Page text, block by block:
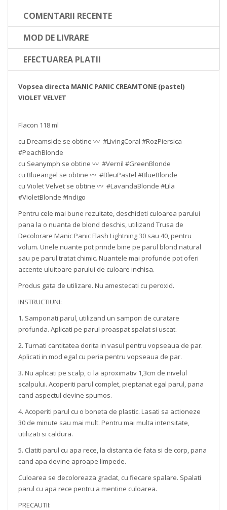
COMENTARII RECENTE
MOD DE LIVRARE
EFECTUAREA PLATII
Vopsea directa MANIC PANIC CREAMTONE (pastel)
VIOLET VELVET
Flacon 118 ml
cu Dreamsicle se obtine 〰️ #LivingCoral #RozPiersica
#PeachBlonde
cu Seanymph se obtine 〰️ #Vernil #GreenBlonde
cu Blueangel se obtine 〰️ #BleuPastel #BlueBlonde
cu Violet Velvet se obtine 〰️ #LavandaBlonde #Lila
#VioletBlonde #Indigo
Pentru cele mai bune rezultate, deschideti culoarea parului
pana la o nuanta de blond deschis, utilizand Trusa de
Decolorare Manic Panic Flash Lightning 30 sau 40, pentru
volum. Unele nuante pot prinde bine pe parul blond natural
sau pe parul tratat chimic. Nuantele mai profunde pot oferi
accente uluitoare parului de culoare inchisa.
Produs gata de utilizare. Nu amestecati cu peroxid.
INSTRUCTIUNI:
1. Samponati parul, utilizand un sampon de curatare
profunda. Aplicati pe parul proaspat spalat si uscat.
2. Turnati cantitatea dorita in vasul pentru vopseaua de par.
Aplicati in mod egal cu peria pentru vopseaua de par.
3. Nu aplicati pe scalp, ci la aproximativ 1,3cm de nivelul
scalpului. Acoperiti parul complet, pieptanat egal parul, pana
cand aspectul devine spumos.
4. Acoperiti parul cu o boneta de plastic. Lasati sa actioneze
30 de minute sau mai mult. Pentru mai multa intensitate,
utilizati si caldura.
5. Clatiti parul cu apa rece, la distanta de fata si de corp, pana
cand apa devine aproape limpede.
Culoarea se decoloreaza gradat, cu fiecare spalare. Spalati
parul cu apa rece pentru a mentine culoarea.
PRECAUTII: